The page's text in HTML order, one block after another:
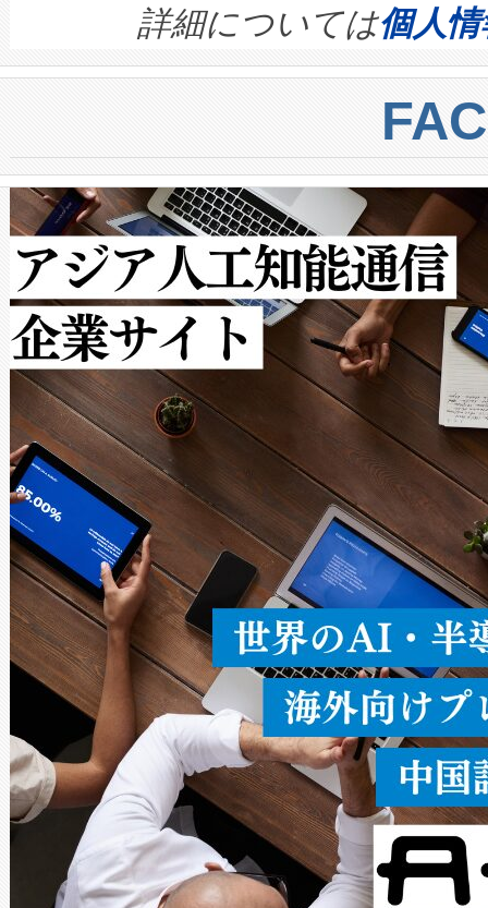
quality and reliability for AI
BESS stack to ensure battery
centers. Voltaiqは、ai&のAI
からシステム統合、試運転、
クルの各段階のデータを監視
[…]
す。ノーマルモードでは、
ートル先まで検出でき、これ
トに対して約600メートルに
では、反射率10％のターゲッ
で向上し、最大検知距離は
ットだけで最大1キロメート
ルの変電所周囲を監視でき、
作業と点群処理を簡素化でき
Avia 2は、2種類のFOVオプシ
× 80°のノーマルモード、長
ードを切り替えて使用するこ
ることなく、単一のデバイス
うにします。遠距離まで届く
密度なスキャ […]
詳細については個人